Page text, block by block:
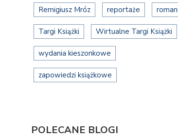
Remigiusz Mróz reportaże
Targi Książki Wirtualne Targi Książki
wydania kieszonkowe
zapowiedzi książkowe
POLECANE BLOGI